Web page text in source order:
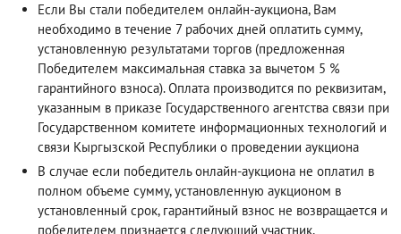
Если Вы стали победителем онлайн-аукциона, Вам
необходимо в течение 7 рабочих дней оплатить сумму,
установленную результатами торгов (предложенная
Победителем максимальная ставка за вычетом 5 %
гарантийного взноса). Оплата производится по реквизитам,
указанным в приказе Государственного агентства связи при
Государственном комитете информационных технологий и
связи Кыргызской Республики о проведении аукциона
В случае если победитель онлайн-аукциона не оплатил в
полном объеме сумму, установленную аукционом в
установленный срок, гарантийный взнос не возвращается и
победителем признается следующий участник,